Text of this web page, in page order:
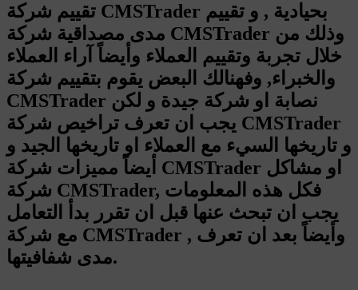
تقييم شركة CMSTrader بحيادية , و تقييم
مدى مصداقية شركة CMSTrader وذلك من
خلال تجربة وتقييم العملاء وأيضاً آراء العملاء
والخبراء, وفهنالك البعض يقوم بتقييم شركة
CMSTrader نصابة او شركة جيدة و لكن
يجب ان تعرف تراخيص شركة CMSTrader
و تاريخها السيء مع العملاء او تاريخها الجيد و
أيضاً مميزات شركة CMSTrader او مشاكل
شركة CMSTrader, فكل هذه المعلومات
يجب ان تبحث عنها قبل ان تقرر بدأ التعامل
مع شركة CMSTrader , وأيضاً بعد ان تعرف
مدى شفافيتها.